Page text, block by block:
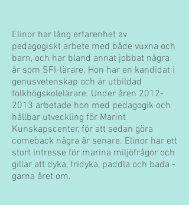
Elinor​ har lång erfarenhet av
pedagogiskt arbete med både vuxna och
barn, och har bland annat jobbat några
år som SFI-lärare. Hon har en kandidat i
genusvetenskap och är utbildad
folkhögskolelärare. Under åren 2012-
2013 arbetade hon med pedagogik och
hållbar utveckling för Marint
Kunskapscenter, för att sedan göra
comeback några år senare. Elinor har ett
stort intresse för marina miljöfrågor och
gillar att dyka, fridyka, paddla och bada -
gärna året om.